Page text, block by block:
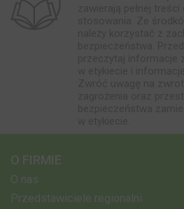
O FIRMIE
O nas
Przedstawiciele regionalni